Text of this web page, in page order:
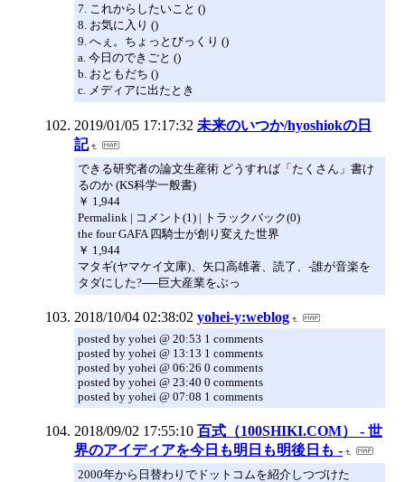
7. これからしたいこと ()
8. お気に入り ()
9. へぇ。ちょっとびっくり ()
a. 今日のできごと ()
b. おともだち ()
c. メディアに出たとき
2019/01/05 17:17:32 未来のいつか/hyoshiokの日
記
できる研究者の論文生産術 どうすれば「たくさん」書け
るのか (KS科学一般書)
￥ 1,944
Permalink | コメント(1) | トラックバック(0)
the four GAFA 四騎士が創り変えた世界
￥ 1,944
マタギ(ヤマケイ文庫)、矢口高雄著、読了、-誰が音楽を
タダにした?──巨大産業をぶっ
2018/10/04 02:38:02 yohei-y:weblog
posted by yohei @ 20:53 1 comments
posted by yohei @ 13:13 1 comments
posted by yohei @ 06:26 0 comments
posted by yohei @ 23:40 0 comments
posted by yohei @ 07:08 1 comments
2018/09/02 17:55:10 百式（100SHIKI.COM） - 世
界のアイディアを今日も明日も明後日も -
2000年から日替わりでドットコムを紹介しつづけた